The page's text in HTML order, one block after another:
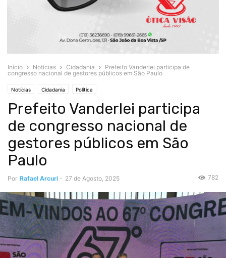
Início Notícias Cidadania
Prefeito Vanderlei participa de
congresso nacional de gestores públicos em São Paulo
Notícias Cidadania Política
Prefeito Vanderlei participa
de congresso nacional de
gestores públicos em São
Paulo
Por Rafael Arcuri - 27 de Agosto, 2025 782